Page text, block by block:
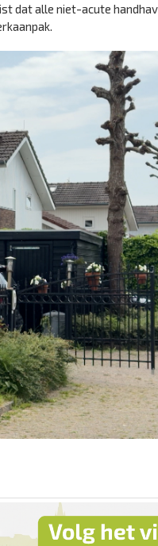
dat alle niet-acute